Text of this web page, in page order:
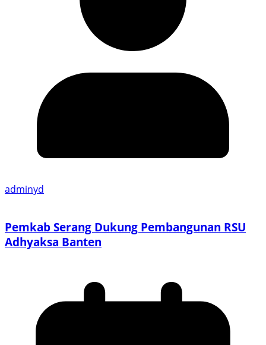
adminyd
Pemkab Serang Dukung Pembangunan RSU
Adhyaksa Banten